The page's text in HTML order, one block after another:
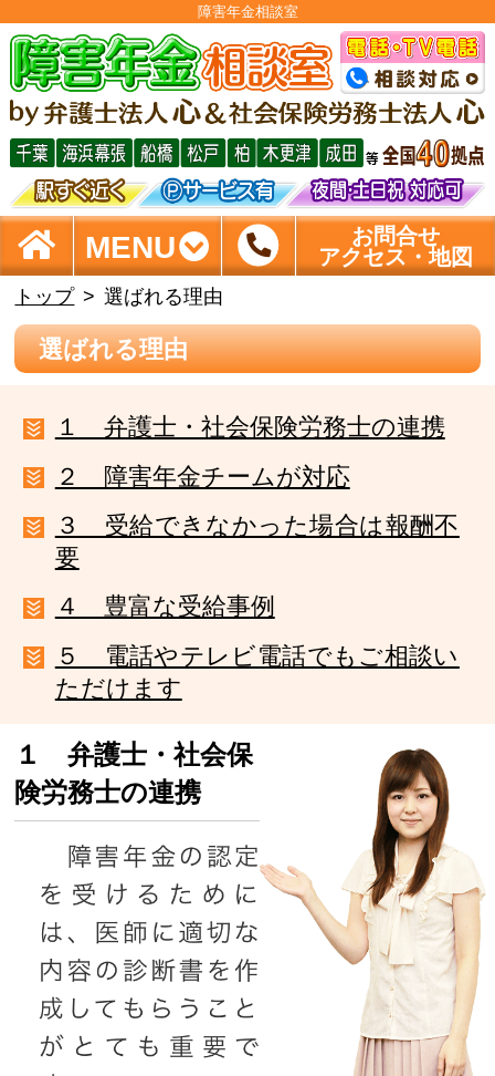
障害年金相談室
MENU
お問合せ
アクセス・地図
トップ 選ばれる理由
選ばれる理由
１ 弁護士・社会保険労務士の連携
２ 障害年金チームが対応
３ 受給できなかった場合は報酬不
要
４ 豊富な受給事例
５ 電話やテレビ電話でもご相談い
ただけます
１ 弁護士・社会保
険労務士の連携